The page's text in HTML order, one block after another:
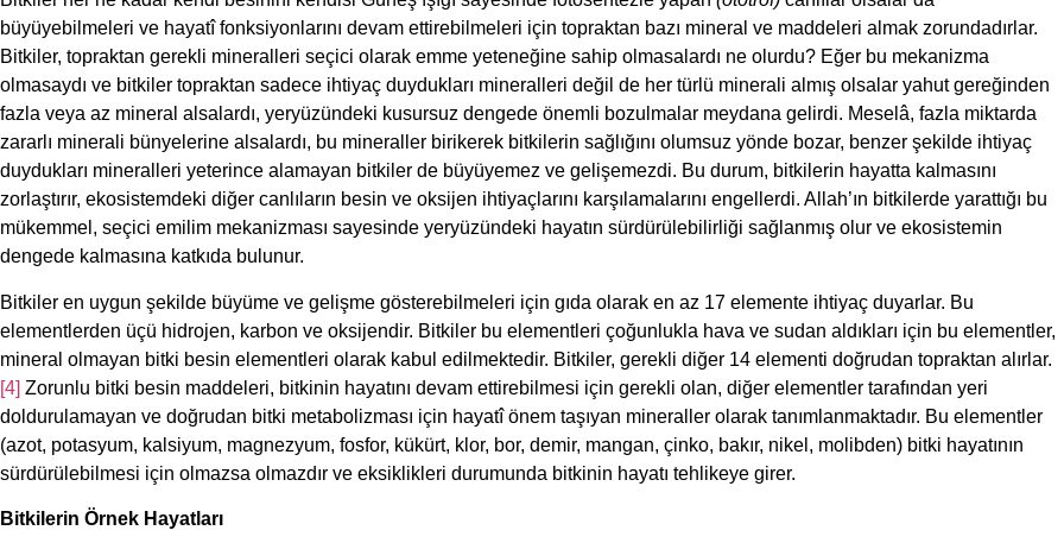
büyüyebilmeleri ve hayatî fonksiyonlarını devam ettirebilmeleri için topraktan bazı mineral ve maddeleri almak zorundadırlar.
Bitkiler, topraktan gerekli mineralleri seçici olarak emme yeteneğine sahip olmasalardı ne olurdu? Eğer bu mekanizma
olmasaydı ve bitkiler topraktan sadece ihtiyaç duydukları mineralleri değil de her türlü minerali almış olsalar yahut gereğinden
fazla veya az mineral alsalardı, yeryüzündeki kusursuz dengede önemli bozulmalar meydana gelirdi. Meselâ, fazla miktarda
zararlı minerali bünyelerine alsalardı, bu mineraller birikerek bitkilerin sağlığını olumsuz yönde bozar, benzer şekilde ihtiyaç
duydukları mineralleri yeterince alamayan bitkiler de büyüyemez ve gelişemezdi. Bu durum, bitkilerin hayatta kalmasını
zorlaştırır, ekosistemdeki diğer canlıların besin ve oksijen ihtiyaçlarını karşılamalarını engellerdi. Allah’ın bitkilerde yarattığı bu
mükemmel, seçici emilim mekanizması sayesinde yeryüzündeki hayatın sürdürülebilirliği sağlanmış olur ve ekosistemin
dengede kalmasına katkıda bulunur.
Bitkiler en uygun şekilde büyüme ve gelişme gösterebilmeleri için gıda olarak en az 17 elemente ihtiyaç duyarlar. Bu
elementlerden üçü hidrojen, karbon ve oksijendir. Bitkiler bu elementleri çoğunlukla hava ve sudan aldıkları için bu elementler,
mineral olmayan bitki besin elementleri olarak kabul edilmektedir. Bitkiler, gerekli diğer 14 elementi doğrudan topraktan alırlar.
[4] Zorunlu bitki besin maddeleri, bitkinin hayatını devam ettirebilmesi için gerekli olan, diğer elementler tarafından yeri
doldurulamayan ve doğrudan bitki metabolizması için hayatî önem taşıyan mineraller olarak tanımlanmaktadır. Bu elementler
(azot, potasyum, kalsiyum, magnezyum, fosfor, kükürt, klor, bor, demir, mangan, çinko, bakır, nikel, molibden) bitki hayatının
sürdürülebilmesi için olmazsa olmazdır ve eksiklikleri durumunda bitkinin hayatı tehlikeye girer.
Bitkilerin Örnek Hayatları